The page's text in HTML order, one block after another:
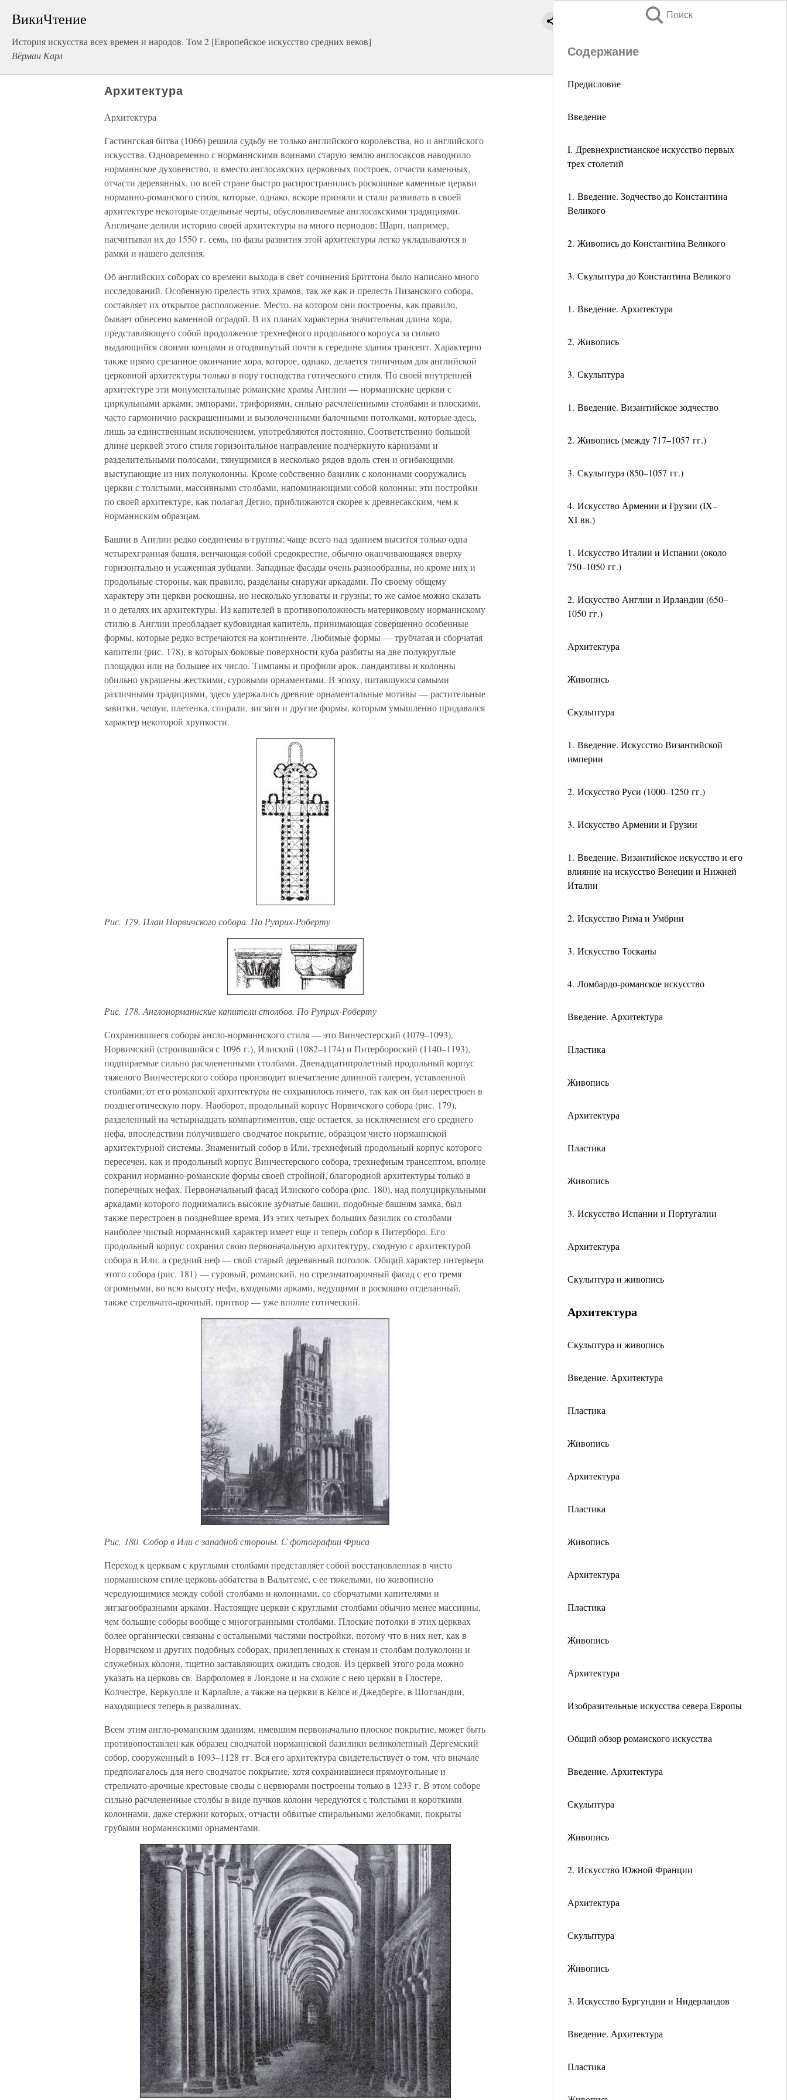
ВикиЧтение
История искусства всех времен и народов. Том 2 [Европейское искусство средних веков]
Вёрман Карл
Поиск
Содержание
Предисловие
Введение
I. Древнехристианское искусство первых
трех столетий
1. Введение. Зодчество до Константина
Великого
2. Живопись до Константина Великого
3. Скульптура до Константина Великого
1. Введение. Архитектура
2. Живопись
3. Скульптура
1. Введение. Византийское зодчество
2. Живопись (между 717–1057 гг.)
3. Скульптура (850–1057 гг.)
4. Искусство Армении и Грузии (IX–
XI вв.)
1. Искусство Италии и Испании (около
750–1050 гг.)
2. Искусство Англии и Ирландии (650–
1050 гг.)
Архитектура
Живопись
Скульптура
1. Введение. Искусство Византийской
империи
2. Искусство Руси (1000–1250 гг.)
3. Искусство Армении и Грузии
1. Введение. Византийское искусство и его
влияние на искусство Венеции и Нижней
Италии
2. Искусство Рима и Умбрии
3. Искусство Тосканы
4. Ломбардо-романское искусство
Введение. Архитектура
Пластика
Живопись
Архитектура
Пластика
Живопись
3. Искусство Испании и Португалии
Архитектура
Скульптура и живопись
Архитектура
Скульптура и живопись
Введение. Архитектура
Пластика
Живопись
Архитектура
Пластика
Живопись
Архитектура
Пластика
Живопись
Архитектура
Изобразительные искусства севера Европы
Общий обзор романского искусства
Введение. Архитектура
Скульптура
Живопись
2. Искусство Южной Франции
Архитектура
Скульптура
Живопись
3. Искусство Бургундии и Нидерландов
Введение. Архитектура
Пластика
Архитектура
Архитектура
Гастингская битва (1066) решила судьбу не только английского королевства, но и английского
искусства. Одновременно с норманнскими воинами старую землю англосаксов наводнило
норманнское духовенство, и вместо англосакских церковных построек, отчасти каменных,
отчасти деревянных, по всей стране быстро распространились роскошные каменные церкви
норманно-романского стиля, которые, однако, вскоре приняли и стали развивать в своей
архитектуре некоторые отдельные черты, обусловливаемые англосакскими традициями.
Англичане делили историю своей архитектуры на много периодов; Шарп, например,
насчитывал их до 1550 г. семь, но фазы развития этой архитектуры легко укладываются в
рамки и нашего деления.
Об английских соборах со времени выхода в свет сочинения Бриттона было написано много
исследований. Особенную прелесть этих храмов, так же как и прелесть Пизанского собора,
составляет их открытое расположение. Место, на котором они построены, как правило,
бывает обнесено каменной оградой. В их планах характерна значительная длина хора,
представляющего собой продолжение трехнефного продольного корпуса за сильно
выдающийся своими концами и отодвинутый почти к середине здания трансепт. Характерно
также прямо срезанное окончание хора, которое, однако, делается типичным для английской
церковной архитектуры только в пору господства готического стиля. По своей внутренней
архитектуре эти монументальные романские храмы Англии — норманнские церкви с
циркульными арками, эмпорами, трифориями, сильно расчлененными столбами и плоскими,
часто гармонично раскрашенными и вызолоченными балочными потолками, которые здесь,
лишь за единственным исключением, употребляются постоянно. Соответственно большой
длине церквей этого стиля горизонтальное направление подчеркнуто карнизами и
разделительными полосами, тянущимися в несколько рядов вдоль стен и огибающими
выступающие из них полуколонны. Кроме собственно базилик с колоннами сооружались
церкви с толстыми, массивными столбами, напоминающими собой колонны; эти постройки
по своей архитектуре, как полагал Дегио, приближаются скорее к древнесакским, чем к
норманнским образцам.
Башни в Англии редко соединены в группы; чаще всего над зданием высится только одна
четырехгранная башня, венчающая собой средокрестие, обычно оканчивающаяся вверху
горизонтально и усаженная зубцами. Западные фасады очень разнообразны, но кроме них и
продольные стороны, как правило, разделаны снаружи аркадами. По своему общему
характеру эти церкви роскошны, но несколько угловаты и грузны; то же самое можно сказать
и о деталях их архитектуры. Из капителей в противоположность материковому норманнскому
стилю в Англии преобладает кубовидная капитель, принимающая совершенно особенные
формы, которые редко встречаются на континенте. Любимые формы — трубчатая и сборчатая
капители (рис. 178), в которых боковые поверхности куба разбиты на две полукруглые
площадки или на большее их число. Тимпаны и профили арок, пандантивы и колонны
обильно украшены жесткими, суровыми орнаментами. В эпоху, питавшуюся самыми
различными традициями, здесь удержались древние орнаментальные мотивы — растительные
завитки, чешуи, плетенка, спирали, зигзаги и другие формы, которым умышленно придавался
характер некоторой хрупкости.
Рис. 179. План Норвичского собора. По Руприх-Роберту
Рис. 178. Англонорманнские капители столбов. По Руприх-Роберту
Сохранившиеся соборы англо-норманнского стиля — это Винчестерский (1079–1093),
Норвичский (строившийся с 1096 г.), Илиский (1082–1174) и Питербороский (1140–1193),
подпираемые сильно расчлененными столбами. Двенадцатипролетный продольный корпус
тяжелого Винчестерского собора производит впечатление длинной галереи, уставленной
столбами; от его романской архитектуры не сохранилось ничего, так как он был перестроен в
позднеготическую пору. Наоборот, продольный корпус Норвичского собора (рис. 179),
разделенный на четырнадцать компартиментов, еще остается, за исключением его среднего
нефа, впоследствии получившего сводчатое покрытие, образцом чисто норманнской
архитектурной системы. Знаменитый собор в Или, трехнефный продольный корпус которого
пересечен, как и продольный корпус Винчестерского собора, трехнефным трансептом, вполне
сохранил норманно-романские формы своей стройной, благородной архитектуры только в
поперечных нефах. Первоначальный фасад Илиского собора (рис. 180), над полуциркульными
аркадами которого поднимались высокие зубчатые башни, подобные башням замка, был
также перестроен в позднейшее время. Из этих четырех больших базилик со столбами
наиболее чистый норманнский характер имеет еще и теперь собор в Питерборо. Его
продольный корпус сохранил свою первоначальную архитектуру, сходную с архитектурой
собора в Или, а средний неф — свой старый деревянный потолок. Общий характер интерьера
этого собора (рис. 181) — суровый, романский, но стрельчатоарочный фасад с его тремя
огромными, во всю высоту нефа, входными арками, ведущими в роскошно отделанный,
также стрельчато-арочный, притвор — уже вполне готический.
Рис. 180. Собор в Или с западной стороны. С фотографии Фриса
Переход к церквам с круглыми столбами представляет собой восстановленная в чисто
норманнском стиле церковь аббатства в Вальтгеме, с ее тяжелыми, но живописно
чередующимися между собой столбами и колоннами, со сборчатыми капителями и
зигзагообразными арками. Настоящие церкви с круглыми столбами обычно менее массивны,
чем большие соборы вообще с многогранными столбами. Плоские потолки в этих церквах
более органически связаны с остальными частями постройки, потому что в них нет, как в
Норвичском и других подобных соборах, прилепленных к стенам и столбам полуколонн и
служебных колонн, тщетно заставляющих ожидать сводов. Из церквей этого рода можно
указать на церковь св. Варфоломея в Лондоне и на схожие с нею церкви в Глостере,
Колчестре, Керкуолле и Карлайле, а также на церкви в Келсе и Джедберге, в Шотландии,
находящиеся теперь в развалинах.
Всем этим англо-романским зданиям, имевшим первоначально плоское покрытие, может быть
противопоставлен как образец сводчатой норманнской базилики великолепный Дергемский
собор, сооруженный в 1093–1128 гг. Вся его архитектура свидетельствует о том, что вначале
предполагалось для него сводчатое покрытие, хотя сохранившиеся прямоугольные и
стрельчато-арочные крестовые своды с нервюрами построены только в 1233 г. В этом соборе
сильно расчлененные столбы в виде пучков колонн чередуются с толстыми и короткими
колоннами, даже стержни которых, отчасти обвитые спиральными желобками, покрыты
грубыми норманнскими орнаментами.